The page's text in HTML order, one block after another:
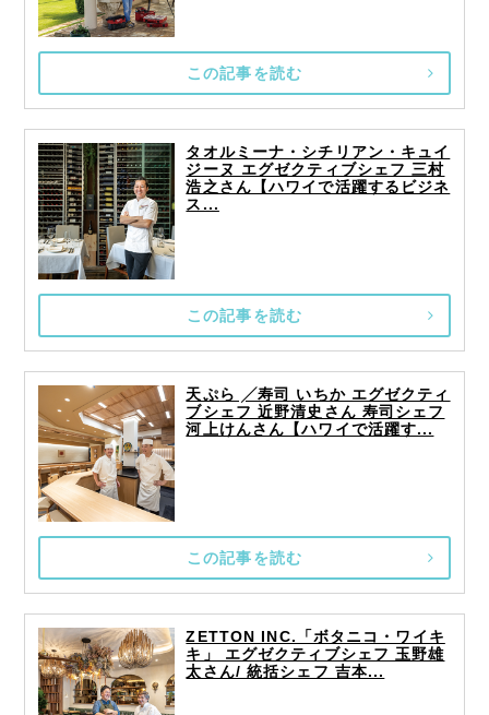
この記事を読む
タオルミーナ・シチリアン・キュイ
ジーヌ エグゼクティブシェフ 三村
浩之さん【ハワイで活躍するビジネ
ス...
この記事を読む
天ぷら ╱寿司 いちか エグゼクティ
ブシェフ 近野清史さん 寿司シェフ
河上けんさん【ハワイで活躍す...
この記事を読む
ZETTON INC.「ボタニコ・ワイキ
キ」 エグゼクティブシェフ 玉野雄
太さん/ 統括シェフ 吉本...